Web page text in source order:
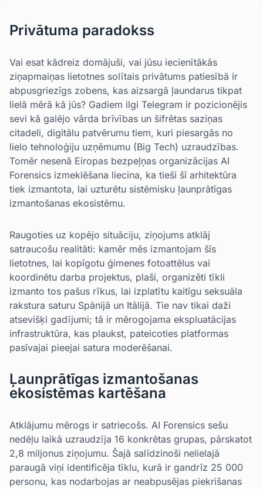
Privātuma paradokss
Vai esat kādreiz domājuši, vai jūsu iecienītākās
ziņapmaiņas lietotnes solītais privātums patiesībā ir
abpusgriezīgs zobens, kas aizsargā ļaundarus tikpat
lielā mērā kā jūs? Gadiem ilgi Telegram ir pozicionējis
sevi kā galējo vārda brīvības un šifrētas saziņas
citadeli, digitālu patvērumu tiem, kuri piesargās no
lielo tehnoloģiju uzņēmumu (Big Tech) uzraudzības.
Tomēr nesenā Eiropas bezpeļņas organizācijas AI
Forensics izmeklēšana liecina, ka tieši šī arhitektūra
tiek izmantota, lai uzturētu sistēmisku ļaunprātīgas
izmantošanas ekosistēmu.
Raugoties uz kopējo situāciju, ziņojums atklāj
satraucošu realitāti: kamēr mēs izmantojam šīs
lietotnes, lai kopīgotu ģimenes fotoattēlus vai
koordinētu darba projektus, plaši, organizēti tīkli
izmanto tos pašus rīkus, lai izplatītu kaitīgu seksuāla
rakstura saturu Spānijā un Itālijā. Tie nav tikai daži
atsevišķi gadījumi; tā ir mērogojama ekspluatācijas
infrastruktūra, kas plaukst, pateicoties platformas
pasīvajai pieejai satura moderēšanai.
Ļaunprātīgas izmantošanas
ekosistēmas kartēšana
Atklājumu mērogs ir satriecošs. AI Forensics sešu
nedēļu laikā uzraudzīja 16 konkrētas grupas, pārskatot
2,8 miljonus ziņojumu. Šajā salīdzinoši nelielajā
paraugā viņi identificēja tīklu, kurā ir gandrīz 25 000
personu, kas nodarbojas ar neabpusējas piekrišanas